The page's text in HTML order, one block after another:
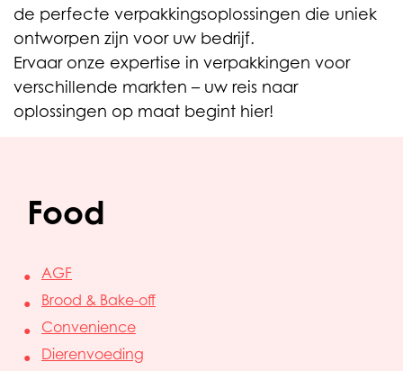
de perfecte verpakkingsoplossingen die uniek
ontworpen zijn voor uw bedrijf.
Ervaar onze expertise in verpakkingen voor
verschillende markten – uw reis naar
oplossingen op maat begint hier!
Food
AGF
Brood & Bake-off
Convenience
Dierenvoeding